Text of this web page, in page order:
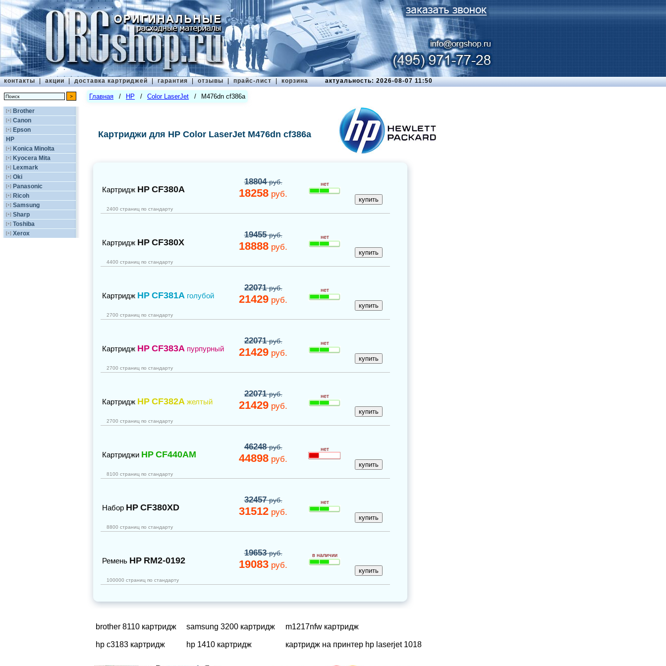
контакты | акции | доставка картриджей | гарантия | отзывы | прайс-лист | корзина актуальность: 2026-08-07 11:50
[+] Brother
[+] Canon
[+] Epson
HP
[+] Konica Minolta
[+] Kyocera Mita
[+] Lexmark
[+] Oki
[+] Panasonic
[+] Ricoh
[+] Samsung
[+] Sharp
[+] Toshiba
[+] Xerox
Главная / HP / Color LaserJet / M476dn cf386a
Картриджи для HP Color LaserJet M476dn cf386a
Картридж HP CF380A
18804руб.
18258 руб.
нет
2400 страниц по стандарту
Картридж HP CF380X
19455руб.
18888 руб.
нет
4400 страниц по стандарту
Картридж HP CF381A голубой
22071руб.
21429 руб.
нет
2700 страниц по стандарту
Картридж HP CF383A пурпурный
22071руб.
21429 руб.
нет
2700 страниц по стандарту
Картридж HP CF382A желтый
22071руб.
21429 руб.
нет
2700 страниц по стандарту
Картриджи HP CF440AM
46248руб.
44898 руб.
нет
8100 страниц по стандарту
Набор HP CF380XD
32457руб.
31512 руб.
нет
8800 страниц по стандарту
Ремень HP RM2-0192
19653руб.
19083 руб.
в наличии
100000 страниц по стандарту
brother 8110 картридж samsung 3200 картридж m1217nfw картридж
hp c3183 картридж hp 1410 картридж картридж на принтер hp laserjet 1018